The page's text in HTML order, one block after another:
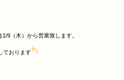
9（木）から営業致します。
ております